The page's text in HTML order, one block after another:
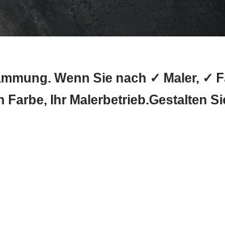
Wenn Sie nach ✓ Maler, ✓
Ihr Malerbetrieb.Gestalten